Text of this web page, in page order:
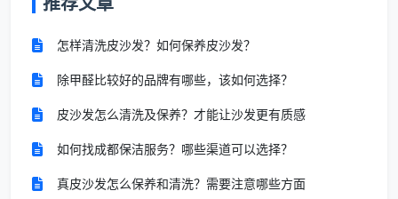
怎样清洗皮沙发？如何保养皮沙发？
除甲醛比较好的品牌有哪些，该如何选择？
皮沙发怎么清洗及保养？才能让沙发更有质感
如何找成都保洁服务？哪些渠道可以选择？
真皮沙发怎么保养和清洗？需要注意哪些方面